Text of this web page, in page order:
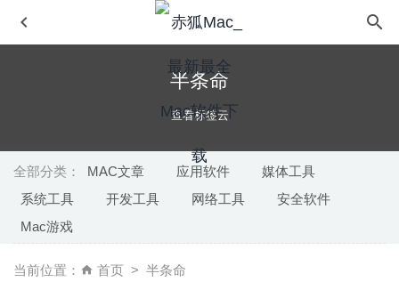
半条命
查看标签云
全部分类： MAC文章 应用软件
媒体工具
系统工具
开发工具 网络工具
安全软件
Mac游戏
当前位置： 首页 半条命
Adobe Photoshop 2020 21.2 中文版-最优秀的图片处理工
具 2020-06-22